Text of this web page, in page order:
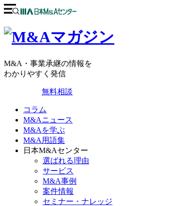
M&A・事業承継の情報を
わかりやすく発信
無料相談
コラム
M&Aニュース
M&Aを学ぶ
M&A用語集
日本M&Aセンター
選ばれる理由
サービス
M&A事例
案件情報
セミナー・ナレッジ